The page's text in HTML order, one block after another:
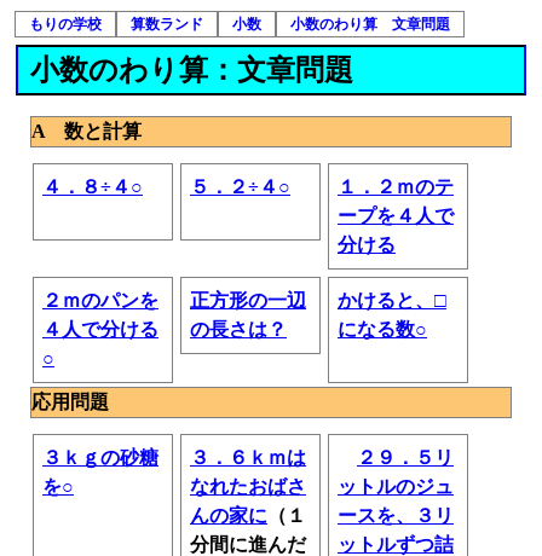
もりの学校 算数ランド 小数 小数のわり算 文章問題
小数のわり算：文章問題
A 数と計算
４．８÷４○ ５．２÷４○
１．２ｍのテ
ープを４人で
分ける
２ｍのパンを
４人で分ける
○
正方形の一辺
の長さは？
かけると、□
になる数○
応用問題
３ｋｇの砂糖
を○
３．６ｋｍは
なれたおばさ
んの家に （１
分間に進んだ
２９．５リ
ットルのジュ
ースを、３リ
ットルずつ詰